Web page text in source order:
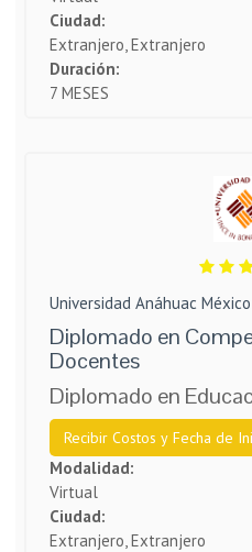
Ciudad:
Extranjero, Extranjero
Duración:
7 MESES
Universidad Anáhuac
Diplomado en
Docentes
Diplomado en
Recibir Costos y Fecha de
Modalidad:
Virtual
Ciudad:
Extranjero, Extranjero